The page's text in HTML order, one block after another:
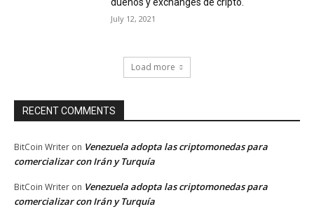
dueños y exchanges de cripto.
July 12, 2021
Load more
RECENT COMMENTS
BitCoin Writer on Venezuela adopta las criptomonedas para
comercializar con Irán y Turquía
BitCoin Writer on Venezuela adopta las criptomonedas para
comercializar con Irán y Turquía